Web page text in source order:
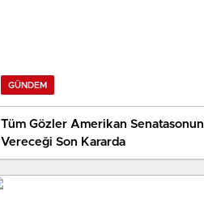
GÜNDEM
Tüm Gözler Amerikan Senatasonun
Vereceği Son Kararda